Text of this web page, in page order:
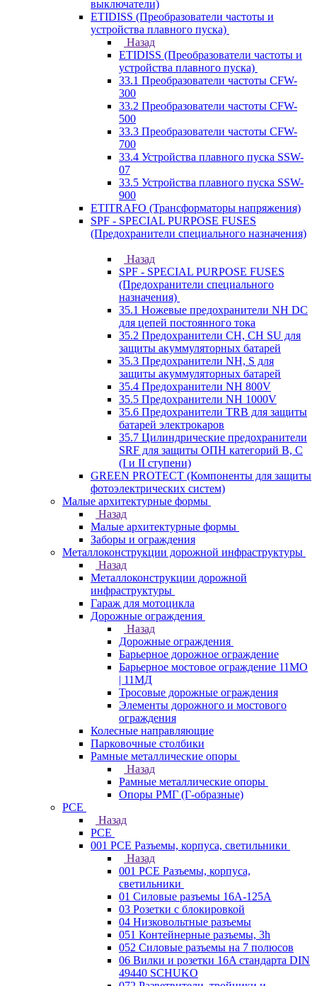
выключатели)
ETIDISS (Преобразователи частоты и
устройства плавного пуска)
Назад
ETIDISS (Преобразователи частоты и
устройства плавного пуска)
33.1 Преобразователи частоты CFW-
300
33.2 Преобразователи частоты CFW-
500
33.3 Преобразователи частоты CFW-
700
33.4 Устройства плавного пуска SSW-
07
33.5 Устройства плавного пуска SSW-
900
ETITRAFO (Трансформаторы напряжения)
SPF - SPECIAL PURPOSE FUSES
(Предохранители специального назначения)
Назад
SPF - SPECIAL PURPOSE FUSES
(Предохранители специального
назначения)
35.1 Ножевые предохранители NH DC
для цепей постоянного тока
35.2 Предохранители CH, CH SU для
защиты акуммуляторных батарей
35.3 Предохранители NH, S для
защиты акуммуляторных батарей
35.4 Предохранители NH 800V
35.5 Предохранители NH 1000V
35.6 Предохранители TRB для защиты
батарей электрокаров
35.7 Цилиндрические предохранители
SRF для защиты ОПН категорий B, C
(I и II ступени)
GREEN PROTECT (Компоненты для защиты
фотоэлектрических систем)
Малые архитектурные формы
Назад
Малые архитектурные формы
Заборы и ограждения
Металлоконструкции дорожной инфраструктуры
Назад
Металлоконструкции дорожной
инфраструктуры
Гараж для мотоцикла
Дорожные ограждения
Назад
Дорожные ограждения
Барьерное дорожное ограждение
Барьерное мостовое ограждение 11МО
| 11МД
Тросовые дорожные ограждения
Элементы дорожного и мостового
ограждения
Колесные направляющие
Парковочные столбики
Рамные металлические опоры
Назад
Рамные металлические опоры
Опоры РМГ (Г-образные)
PCE
Назад
PCE
001 PCE Разъемы, корпуса, светильники
Назад
001 PCE Разъемы, корпуса,
светильники
01 Силовые разъемы 16А-125А
03 Розетки с блокировкой
04 Низковольтные разъемы
051 Контейнерные разъемы, 3h
052 Силовые разъемы на 7 полюсов
06 Вилки и розетки 16A стандарта DIN
49440 SCHUKO